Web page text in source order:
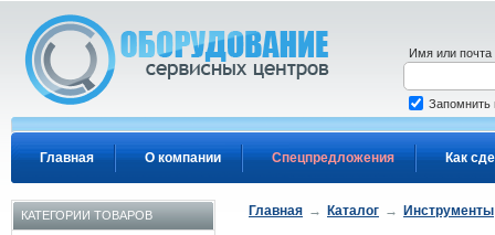
Главная О компании Спецпредложения Как
Имя или почта
Запомнить
КАТЕГОРИИ ТОВАРОВ Главная → Каталог → Инструменты